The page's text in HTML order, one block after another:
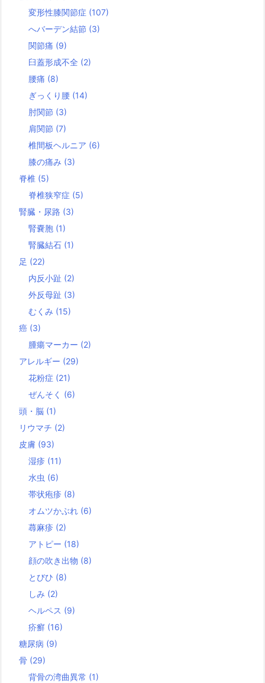
変形性膝関節症 (107)
へバーデン結節 (3)
関節痛 (9)
臼蓋形成不全 (2)
腰痛 (8)
ぎっくり腰 (14)
肘関節 (3)
肩関節 (7)
椎間板ヘルニア (6)
膝の痛み (3)
脊椎 (5)
脊椎狭窄症 (5)
腎臓・尿路 (3)
腎嚢胞 (1)
腎臓結石 (1)
足 (22)
内反小趾 (2)
外反母趾 (3)
むくみ (15)
癌 (3)
腫瘍マーカー (2)
アレルギー (29)
花粉症 (21)
ぜんそく (6)
頭・脳 (1)
リウマチ (2)
皮膚 (93)
湿疹 (11)
水虫 (6)
帯状疱疹 (8)
オムツかぶれ (6)
蕁麻疹 (2)
アトピー (18)
顔の吹き出物 (8)
とびひ (8)
しみ (2)
ヘルペス (9)
疥癬 (16)
糖尿病 (9)
骨 (29)
背骨の湾曲異常 (1)